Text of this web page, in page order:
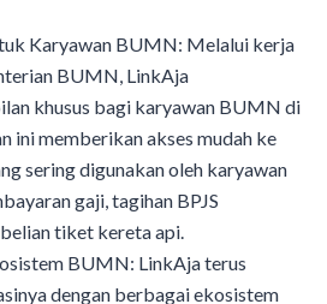
Karyawan BUMN: Melalui kerja
BUMN, LinkAja
khusus bagi karyawan BUMN di
ini memberikan akses mudah ke
sering digunakan oleh karyawan
gaji, tagihan BPJS
tiket kereta api.
BUMN: LinkAja terus
dengan berbagai ekosistem